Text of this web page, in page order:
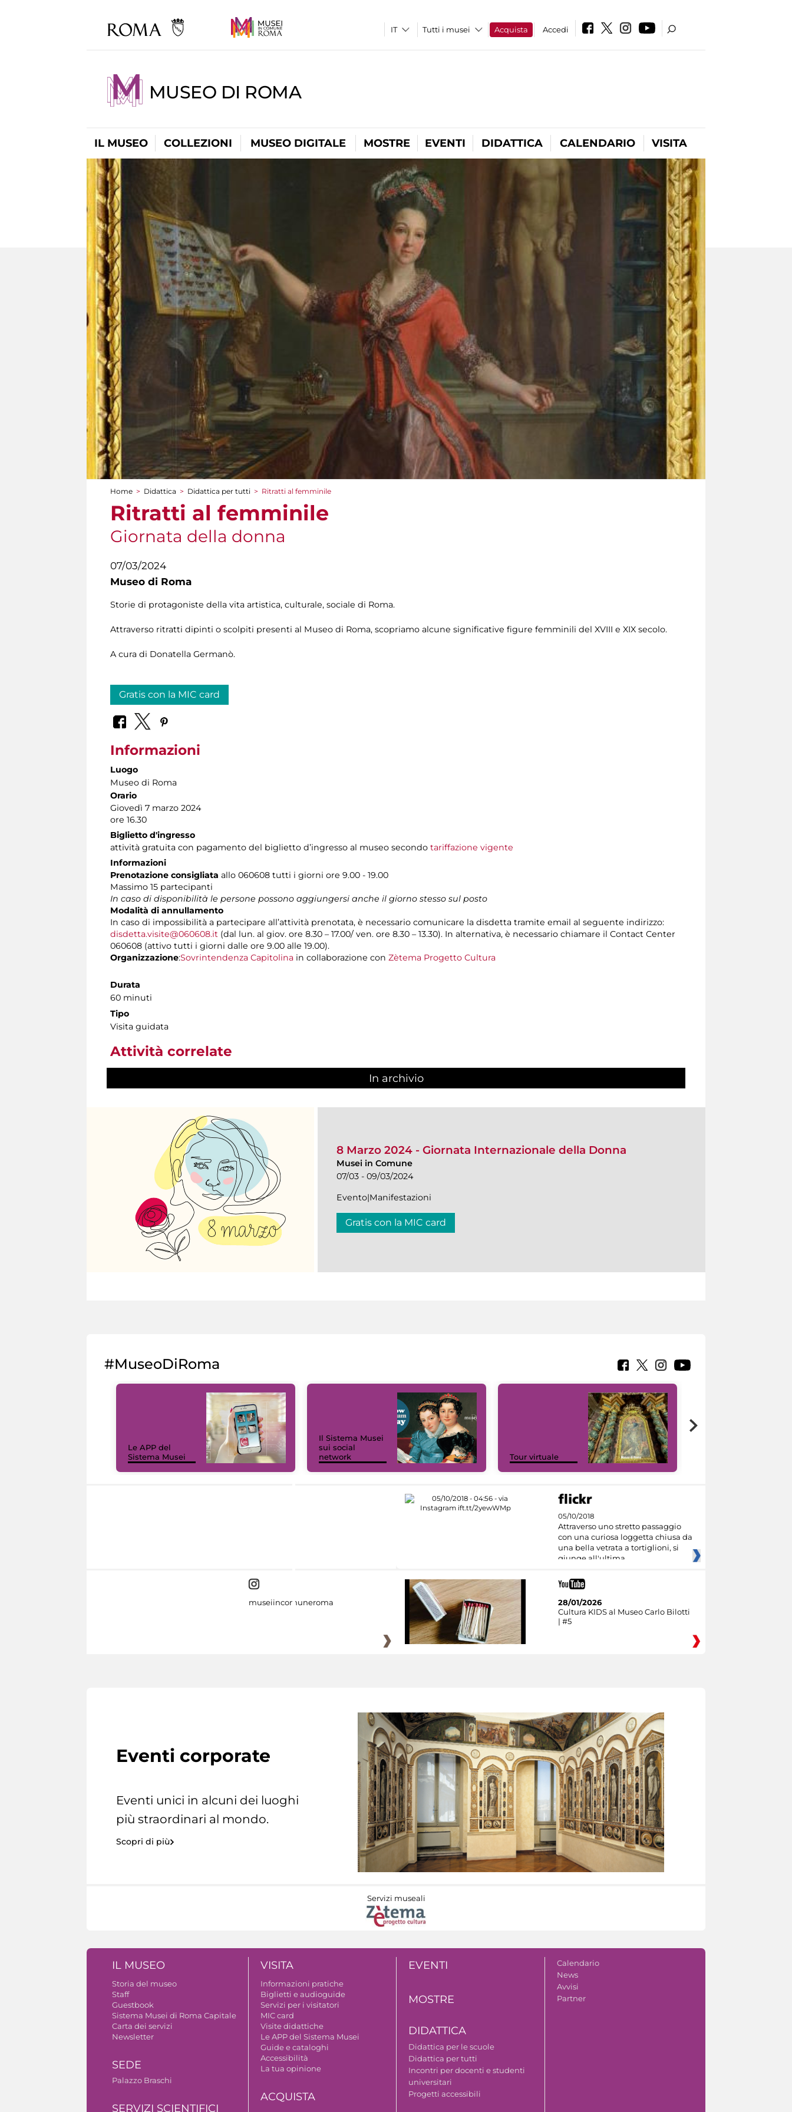
Tutti i musei Acquista Accedi
MUSEO DI ROMA
IL MUSEO COLLEZIONI MUSEO DIGITALE MOSTRE EVENTI DIDATTICA CALENDARIO VISITA
Tu sei qui
Home > Didattica > Didattica per tutti > Ritratti al femminile
Ritratti al femminile
Giornata della donna
07/03/2024
Museo di Roma
Storie di protagoniste della vita artistica, culturale, sociale di Roma.
Attraverso ritratti dipinti o scolpiti presenti al Museo di Roma, scopriamo alcune significative figure femminili del XVIII e XIX secolo.
A cura di Donatella Germanò.
Gratis con la MIC card
Informazioni
Luogo
Museo di Roma
Orario
Giovedì 7 marzo 2024
ore 16.30
Biglietto d'ingresso
attività gratuita con pagamento del biglietto d’ingresso al museo secondo tariffazione vigente
Informazioni
Prenotazione consigliata allo 060608 tutti i giorni ore 9.00 - 19.00
Massimo 15 partecipanti
In caso di disponibilità le persone possono aggiungersi anche il giorno stesso sul posto
Modalità di annullamento
In caso di impossibilità a partecipare all’attività prenotata, è necessario comunicare la disdetta tramite email al seguente indirizzo:
disdetta.visite@060608.it (dal lun. al giov. ore 8.30 – 17.00/ ven. ore 8.30 – 13.30). In alternativa, è necessario chiamare il Contact Center
060608 (attivo tutti i giorni dalle ore 9.00 alle 19.00).
Organizzazione:Sovrintendenza Capitolina in collaborazione con Zètema Progetto Cultura
Durata
60 minuti
Tipo
Visita guidata
Attività correlate
In archivio
8 Marzo 2024 - Giornata Internazionale della Donna
Musei in Comune
07/03 - 09/03/2024
Evento|Manifestazioni
Gratis con la MIC card
#MuseoDiRoma
Le APP del
Sistema Musei
Il Sistema Musei
sui social
network
Tour virtuale
05/10/2018
Attraverso uno stretto passaggio
con una curiosa loggetta chiusa da
una bella vetrata a tortiglioni, si
giunge all'ultima
museiincomuneroma
28/01/2026
Cultura KIDS al Museo Carlo Bilotti
| #5
Eventi corporate
Eventi unici in alcuni dei luoghi
più straordinari al mondo.
Scopri di più
Servizi museali
IL MUSEO
Storia del museo
Staff
Guestbook
Sistema Musei di Roma Capitale
Carta dei servizi
Newsletter
SEDE
Palazzo Braschi
SERVIZI SCIENTIFICI
VISITA
Informazioni pratiche
Biglietti e audioguide
Servizi per i visitatori
MIC card
Visite didattiche
Le APP del Sistema Musei
Guide e cataloghi
Accessibilità
La tua opinione
ACQUISTA
EVENTI
MOSTRE
DIDATTICA
Didattica per le scuole
Didattica per tutti
Incontri per docenti e studenti
universitari
Progetti accessibili
Calendario
News
Avvisi
Partner